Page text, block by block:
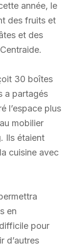
année, le
des fruits et
et des
30 boîtes
a partagés
l’espace plus
mobilier
Ils étaient
cuisine avec
en
pour
d’autres